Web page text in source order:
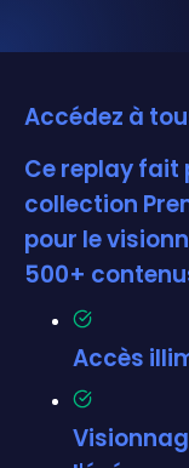
Accédez à
Ce replay fait
collection
pour le
500+
Accès